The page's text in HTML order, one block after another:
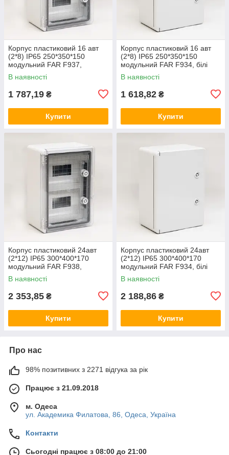
Корпус пластиковий 16 авт
(2*8) IP65 250*350*150
модульний FAR F937,
прозорі двері, бокс, шафа
зовнішня (Smart Rozetka)
В наявності
1 787,19 ₴
Купити
Корпус пластиковий 16 авт
(2*8) IP65 250*350*150
модульний FAR F934, білі
двері, бокс, шафа зовнішня
(Smart Rozetka)
В наявності
1 618,82 ₴
Купити
Корпус пластиковий 24авт
(2*12) IP65 300*400*170
модульний FAR F938,
прозорі двері, бокс, шафа
зовнішня (Smart Rozetka)
В наявності
2 353,85 ₴
Купити
Корпус пластиковий 24авт
(2*12) IP65 300*400*170
модульний FAR F934, білі
двері, бокс, шафа зовнішня
(Smart Rozetka)
В наявності
2 188,86 ₴
Купити
Про нас
98% позитивних з 2271 відгука за рік
Працює з 21.09.2018
м. Одеса
ул. Академика Филатова, 86, Одеса, Україна
Контакти
Сьогодні працює з 08:00 до 21:00